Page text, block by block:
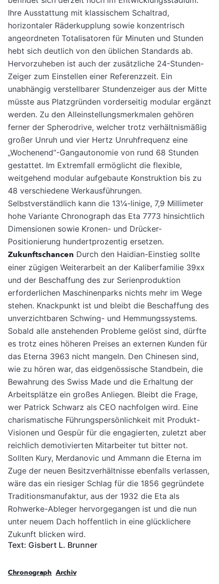
Ihre Ausstattung mit klassischem Schaltrad,
horizontaler Räderkupplung sowie konzentrisch
angeordneten Totalisatoren für Minuten und Stunden
hebt sich deutlich von den üblichen Standards ab.
Hervorzuheben ist auch der zusätzliche 24-Stunden-
Zeiger zum Einstellen einer Referenzzeit. Ein
unabhängig verstellbarer Stundenzeiger aus der Mitte
müsste aus Platzgründen vorderseitig modular ergänzt
werden. Zu den Alleinstellungsmerkmalen gehören
ferner der Spherodrive, welcher trotz verhältnismäßig
großer Unruh und vier Hertz Unruhfrequenz eine
„Wochenend“-Gangautonomie von rund 68 Stunden
gestattet. Im Extremfall ermöglicht die flexible,
weitgehend modular aufgebaute Konstruktion bis zu
48 verschiedene Werkausführungen.
Selbstverständlich kann die 13¼-linige, 7,9 Millimeter
hohe Variante Chronograph das Eta 7773 hinsichtlich
Dimensionen sowie Kronen- und Drücker-
Positionierung hundertprozentig ersetzen.
Zukunftschancen Durch den Haidian-Einstieg sollte
einer zügigen Weiterarbeit an der Kaliberfamilie 39xx
und der Beschaffung des zur Serienproduktion
erforderlichen Maschinenparks nichts mehr im Wege
stehen. Knackpunkt ist und bleibt die Beschaffung des
unverzichtbaren Schwing- und Hemmungssystems.
Sobald alle anstehenden Probleme gelöst sind, dürfte
es trotz eines höheren Preises an externen Kunden für
das Eterna 3963 nicht mangeln. Den Chinesen sind,
wie zu hören war, das eidgenössische Standbein, die
Bewahrung des Swiss Made und die Erhaltung der
Arbeitsplätze ein großes Anliegen. Bleibt die Frage,
wer Patrick Schwarz als CEO nachfolgen wird. Eine
charismatische Führungspersönlichkeit mit Produkt-
Visionen und Gespür für die engagierten, zuletzt aber
reichlich demotivierten Mitarbeiter tut bitter not.
Sollten Kury, Merdanovic und Ammann die Eterna im
Zuge der neuen Besitzverhältnisse ebenfalls verlassen,
wäre das ein riesiger Schlag für die 1856 gegründete
Traditionsmanufaktur, aus der 1932 die Eta als
Rohwerke-Ableger hervorgegangen ist und die nun
unter neuem Dach hoffentlich in eine glücklichere
Zukunft blicken wird.
Text: Gisbert L. Brunner
Chronograph Archiv